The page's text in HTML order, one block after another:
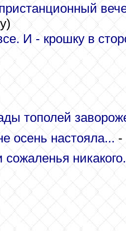
И - крошку в
тополей
осень настояла... -